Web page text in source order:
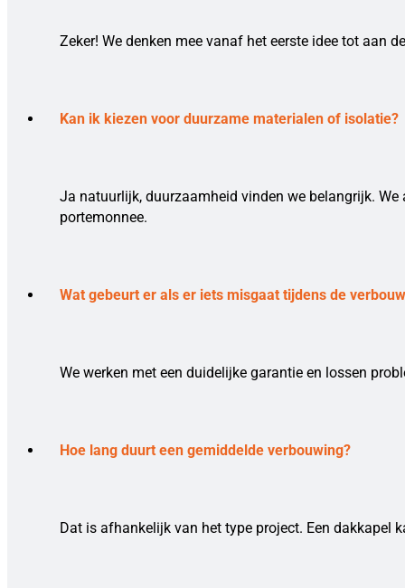
Zeker! We denken mee vanaf het eerste idee tot aan
Kan ik kiezen voor duurzame materialen of isolatie?
Ja natuurlijk, duurzaamheid vinden we belangrijk.
portemonnee.
Wat gebeurt er als er iets misgaat tijdens de
We werken met een duidelijke garantie en lossen
Hoe lang duurt een gemiddelde verbouwing?
Dat is afhankelijk van het type project. Een dakkapel